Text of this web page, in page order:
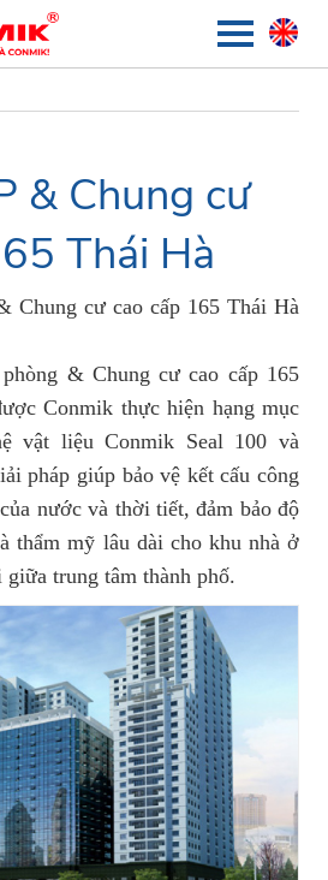
& Chung cư
Thái Hà
Chung cư cao cấp 165 Thái Hà
& Chung cư cao cấp 165
Conmik thực hiện hạng mục
vật liệu Conmik Seal 100 và
pháp giúp bảo vệ kết cấu công
nước và thời tiết, đảm bảo độ
thẩm mỹ lâu dài cho khu nhà ở
trung tâm thành phố.